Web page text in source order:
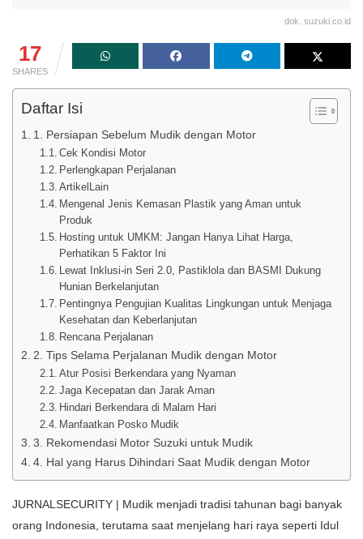
dok. suzuki.co.id
17
SHARES
Daftar Isi
1. Persiapan Sebelum Mudik dengan Motor
Cek Kondisi Motor
Perlengkapan Perjalanan
ArtikelLain
Mengenal Jenis Kemasan Plastik yang Aman untuk
Produk
Hosting untuk UMKM: Jangan Hanya Lihat Harga,
Perhatikan 5 Faktor Ini
Lewat Inklusi-in Seri 2.0, Pastiklola dan BASMI Dukung
Hunian Berkelanjutan
Pentingnya Pengujian Kualitas Lingkungan untuk Menjaga
Kesehatan dan Keberlanjutan
Rencana Perjalanan
2. Tips Selama Perjalanan Mudik dengan Motor
Atur Posisi Berkendara yang Nyaman
Jaga Kecepatan dan Jarak Aman
Hindari Berkendara di Malam Hari
Manfaatkan Posko Mudik
3. Rekomendasi Motor Suzuki untuk Mudik
4. Hal yang Harus Dihindari Saat Mudik dengan Motor
JURNALSECURITY | Mudik menjadi tradisi tahunan bagi banyak
orang Indonesia, terutama saat menjelang hari raya seperti Idul